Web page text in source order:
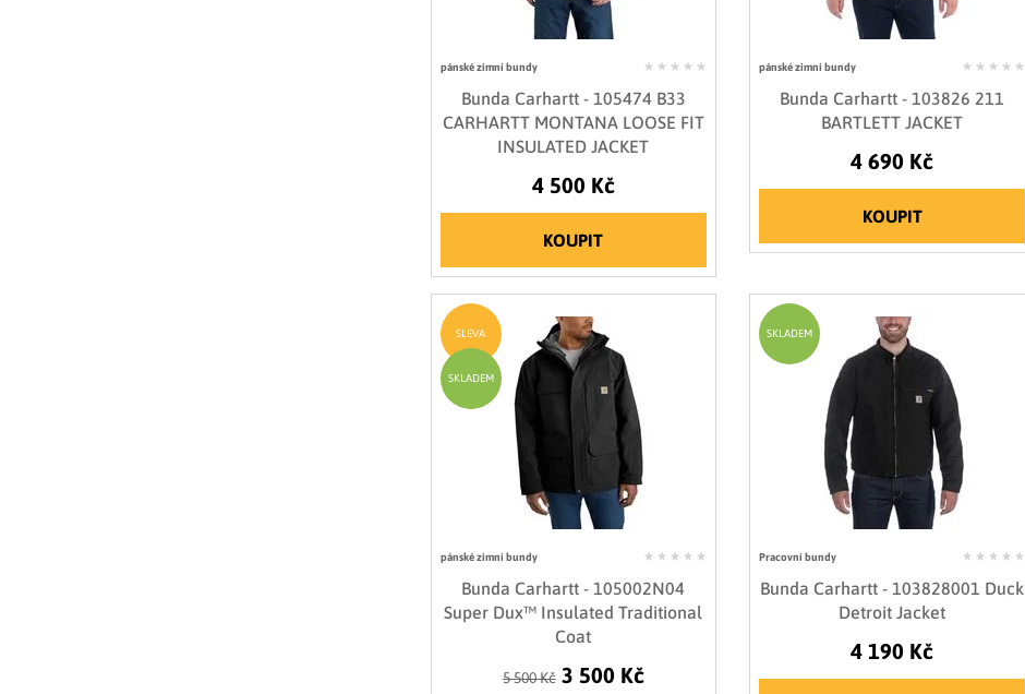
pánské zimní bundy
Bunda Carhartt - 105474 B33
CARHARTT MONTANA LOOSE FIT
INSULATED JACKET
4 500 Kč
KOUPIT
pánské zimní bundy
Bunda Carhartt - 103826 211
BARTLETT JACKET
4 690 Kč
KOUPIT
pánské zimní bundy
Bunda Carhartt - 105002N04
Super Dux™ Insulated Traditional
Coat
5 500 Kč 3 500 Kč
SLEVA
SKLADEM
Pracovní bundy
Bunda Carhartt - 103828001 Duck
Detroit Jacket
4 190 Kč
SKLADEM